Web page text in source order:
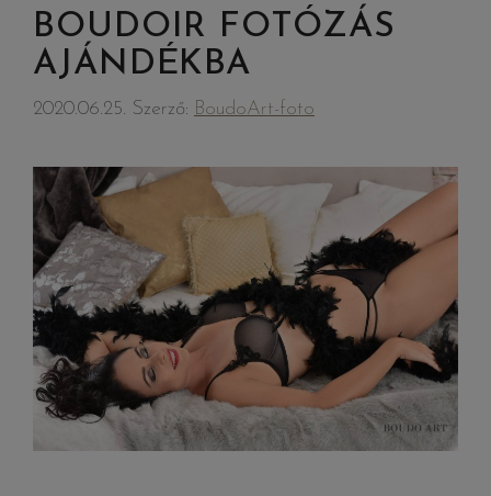
BOUDOIR FOTÓZÁS
AJÁNDÉKBA
2020.06.25. Szerző: BoudoArt-foto